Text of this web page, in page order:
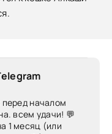
перед началом
всем удачи! 💬
1 месяц (или